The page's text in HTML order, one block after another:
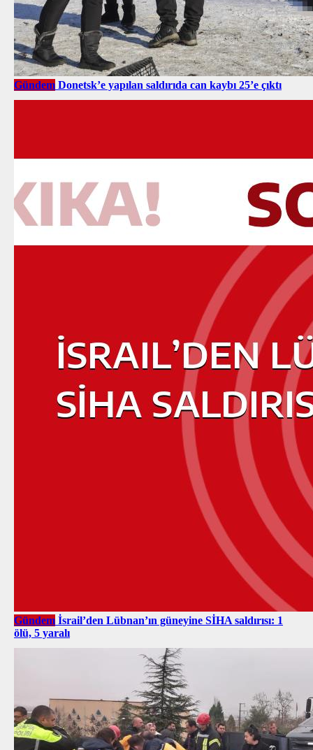
Gündem Donetsk’e yapılan saldırıda can kaybı 25’e çıktı
Gündem İsrail’den Lübnan’ın güneyine SİHA saldırısı: 1
ölü, 5 yaralı